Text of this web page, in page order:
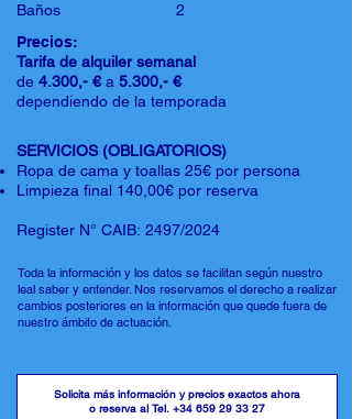
Baños
2
Precios:
Tarifa de alquiler semanal
de 4.300,- € a 5.300,- €
dependiendo de la temporada
SERVICIOS (OBLIGATORIOS)
Ropa de cama y toallas 25€ por persona
Limpieza final 140,00€ por reserva
Register N° CAIB: 2497/2024
Toda la información y los datos se facilitan según nuestro
leal saber y entender. Nos reservamos el derecho a realizar
cambios posteriores en la información que quede fuera de
nuestro ámbito de actuación.
Solicita más información y precios exactos ahora
o reserva al Tel. +34 659 29 33 27